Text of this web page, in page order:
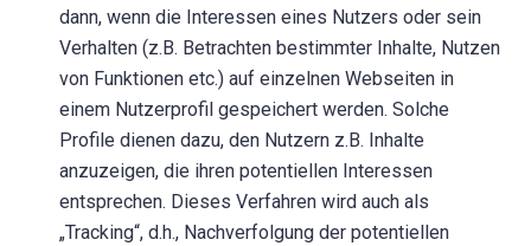
dann, wenn die Interessen eines Nutzers oder sein
Verhalten (z.B. Betrachten bestimmter Inhalte, Nutzen
von Funktionen etc.) auf einzelnen Webseiten in
einem Nutzerprofil gespeichert werden. Solche
Profile dienen dazu, den Nutzern z.B. Inhalte
anzuzeigen, die ihren potentiellen Interessen
entsprechen. Dieses Verfahren wird auch als
„Tracking“, d.h., Nachverfolgung der potentiellen